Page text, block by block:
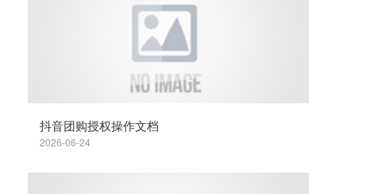
抖音团购授权操作文档
2026-06-24